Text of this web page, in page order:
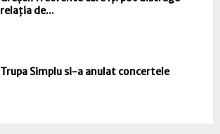
relația de...
Trupa Simplu si-a anulat concertele